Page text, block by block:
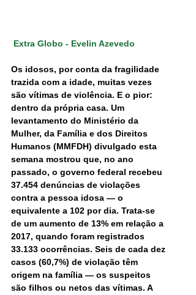
Extra Globo - Evelin Azevedo
Os idosos, por conta da fragilidade
trazida com a idade, muitas vezes
são vítimas de violência. E o pior:
dentro da própria casa. Um
levantamento do Ministério da
Mulher, da Família e dos Direitos
Humanos (MMFDH) divulgado esta
semana mostrou que, no ano
passado, o governo federal recebeu
37.454 denúncias de violações
contra a pessoa idosa — o
equivalente a 102 por dia. Trata-se
de um aumento de 13% em relação a
2017, quando foram registrados
33.133 ocorrências. Seis de cada dez
casos (60,7%) de violação têm
origem na família — os suspeitos
são filhos ou netos das vítimas. A